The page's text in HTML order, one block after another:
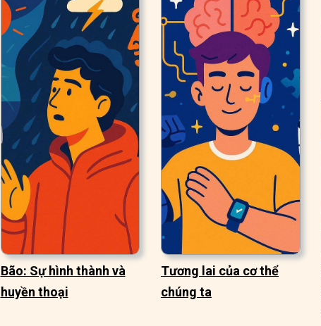
Bão: Sự hình thành và
huyền thoại
Tương lai của cơ thể
chúng ta